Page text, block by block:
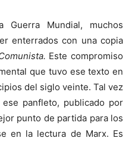
Guerra Mundial, muchos
enterrados con una copia
Este compromiso
que tuvo ese texto en
del siglo veinte. Tal vez
panfleto, publicado por
punto de partida para los
en la lectura de Marx. Es